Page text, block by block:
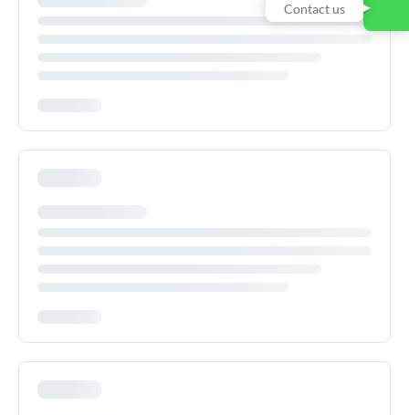
Contact us